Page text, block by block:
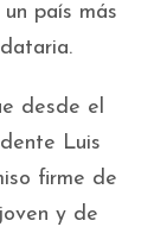
país más
desde el
Luis
firme de
y de